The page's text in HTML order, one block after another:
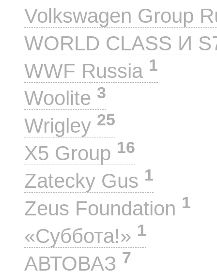
Volkswagen Group
WORLD CLASS И
WWF Russia 1
Woolite 3
Wrigley 25
X5 Group 16
Zatecky Gus 1
Zeus Foundation 1
«Суббота!» 1
АВТОВАЗ 7